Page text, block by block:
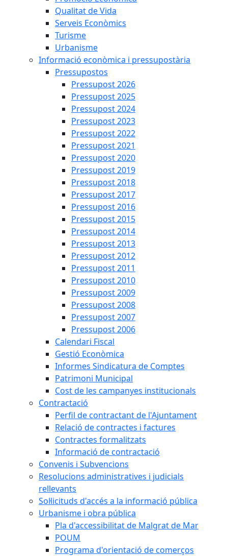
Qualitat de Vida
Serveis Econòmics
Turisme
Urbanisme
Informació econòmica i pressupostària
Pressupostos
Pressupost 2026
Pressupost 2025
Pressupost 2024
Pressupost 2023
Pressupost 2022
Pressupost 2021
Pressupost 2020
Pressupost 2019
Pressupost 2018
Pressupost 2017
Pressupost 2016
Pressupost 2015
Pressupost 2014
Pressupost 2013
Pressupost 2012
Pressupost 2011
Pressupost 2010
Pressupost 2009
Pressupost 2008
Pressupost 2007
Pressupost 2006
Calendari Fiscal
Gestió Econòmica
Informes Sindicatura de Comptes
Patrimoni Municipal
Cost de les campanyes institucionals
Contractació
Perfil de contractant de l'Ajuntament
Relació de contractes i factures
Contractes formalitzats
Informació de contractació
Convenis i Subvencions
Resolucions administratives i judicials
rellevants
Sol·licituds d'accés a la informació pública
Urbanisme i obra pública
Pla d'accessibilitat de Malgrat de Mar
POUM
Programa d'orientació de comerços